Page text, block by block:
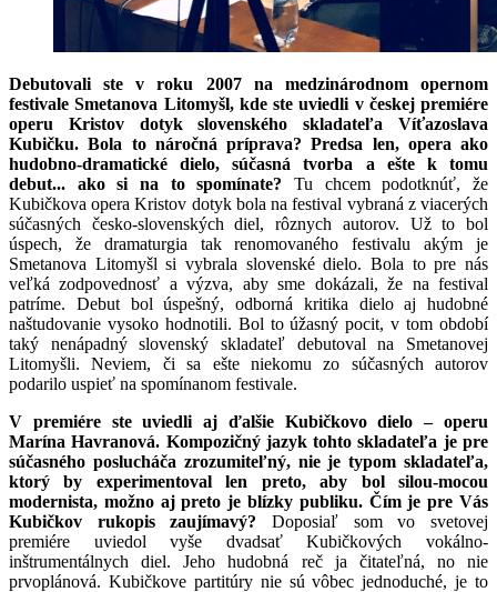
Debutovali ste v roku 2007 na medzinárodnom opernom
festivale Smetanova Litomyšl, kde ste uviedli v českej premiére
operu Kristov dotyk slovenského skladateľa Víťazoslava
Kubičku. Bola to náročná príprava? Predsa len, opera ako
hudobno-dramatické dielo, súčasná tvorba a ešte k tomu
debut... ako si na to spomínate? Tu chcem podotknúť, že
Kubičkova opera Kristov dotyk bola na festival vybraná z viacerých
súčasných česko-slovenských diel, rôznych autorov. Už to bol
úspech, že dramaturgia tak renomovaného festivalu akým je
Smetanova Litomyšl si vybrala slovenské dielo. Bola to pre nás
veľká zodpovednosť a výzva, aby sme dokázali, že na festival
patríme. Debut bol úspešný, odborná kritika dielo aj hudobné
naštudovanie vysoko hodnotili. Bol to úžasný pocit, v tom období
taký nenápadný slovenský skladateľ debutoval na Smetanovej
Litomyšli. Neviem, či sa ešte niekomu zo súčasných autorov
podarilo uspieť na spomínanom festivale.
V premiére ste uviedli aj ďalšie Kubičkovo dielo – operu
Marína Havranová. Kompozičný jazyk tohto skladateľa je pre
súčasného poslucháča zrozumiteľný, nie je typom skladateľa,
ktorý by experimentoval len preto, aby bol silou-mocou
modernista, možno aj preto je blízky publiku. Čím je pre Vás
Kubičkov rukopis zaujímavý? Doposiaľ som vo svetovej
premiére uviedol vyše dvadsať Kubičkových vokálno-
inštrumentálnych diel. Jeho hudobná reč ja čitateľná, no nie
prvoplánová. Kubičkove partitúry nie sú vôbec jednoduché, je to